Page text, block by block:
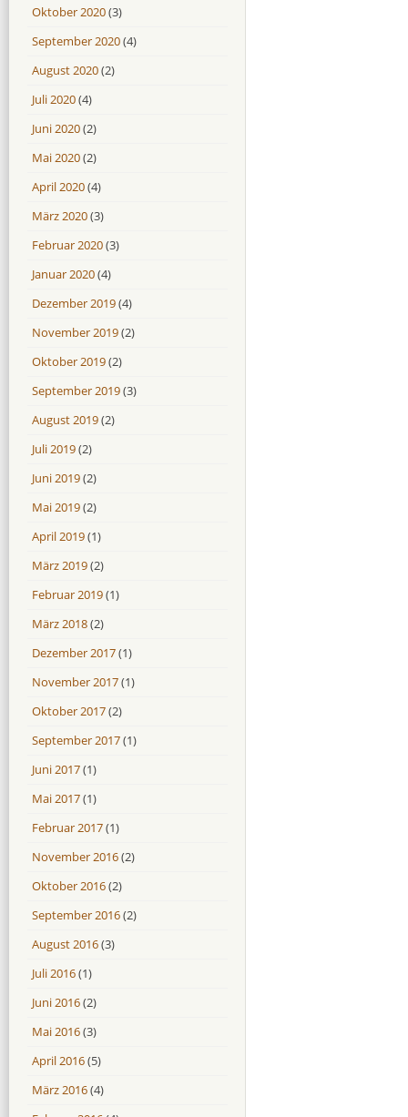
Oktober 2020(3)
September 2020(4)
August 2020(2)
Juli 2020(4)
Juni 2020(2)
Mai 2020(2)
April 2020(4)
März 2020(3)
Februar 2020(3)
Januar 2020(4)
Dezember 2019(4)
November 2019(2)
Oktober 2019(2)
September 2019(3)
August 2019(2)
Juli 2019(2)
Juni 2019(2)
Mai 2019(2)
April 2019(1)
März 2019(2)
Februar 2019(1)
März 2018(2)
Dezember 2017(1)
November 2017(1)
Oktober 2017(2)
September 2017(1)
Juni 2017(1)
Mai 2017(1)
Februar 2017(1)
November 2016(2)
Oktober 2016(2)
September 2016(2)
August 2016(3)
Juli 2016(1)
Juni 2016(2)
Mai 2016(3)
April 2016(5)
März 2016(4)